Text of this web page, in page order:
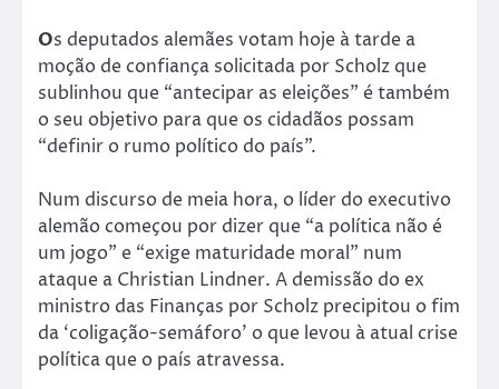
Os deputados alemães votam hoje à tarde a
moção de confiança solicitada por Scholz que
sublinhou que “antecipar as eleições” é também
o seu objetivo para que os cidadãos possam
“definir o rumo político do país”.
Num discurso de meia hora, o líder do executivo
alemão começou por dizer que “a política não é
um jogo” e “exige maturidade moral” num
ataque a Christian Lindner. A demissão do ex
ministro das Finanças por Scholz precipitou o fim
da ‘coligação-semáforo’ o que levou à atual crise
política que o país atravessa.